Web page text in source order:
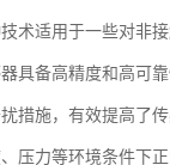
术适用于一些对非
具备高精度和高可
措施，有效提高了
压力等环境条件下正